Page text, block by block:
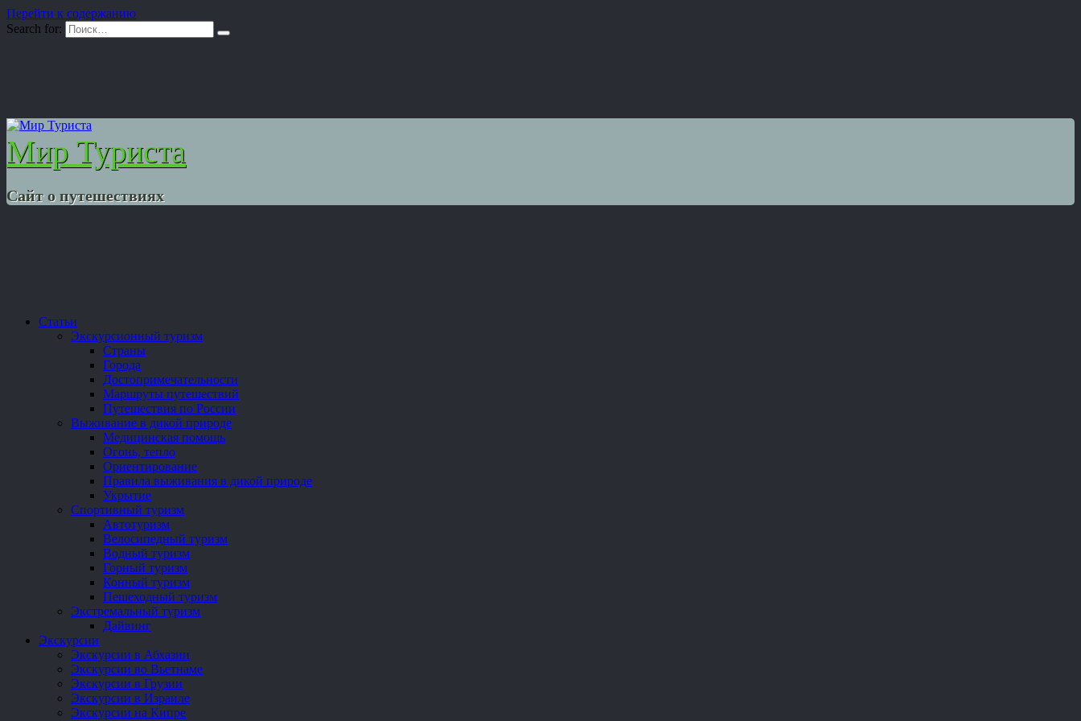
Перейти к содержанию
Search for:
Мир Туриста
Сайт о путешествиях
Статьи
Экскурсионный туризм
Страны
Города
Достопримечательности
Маршруты путешествий
Путешествия по России
Выживание в дикой природе
Медицинская помощь
Огонь, тепло
Ориентирование
Правила выживания в дикой природе
Укрытие
Спортивный туризм
Автотуризм
Велосипедный туризм
Водный туризм
Горный туризм
Конный туризм
Пешеходный туризм
Экстремальный туризм
Дайвинг
Экскурсии
Экскурсии в Абхазии
Экскурсии во Вьетнаме
Экскурсии в Грузии
Экскурсии в Израиле
Экскурсии на Кипре